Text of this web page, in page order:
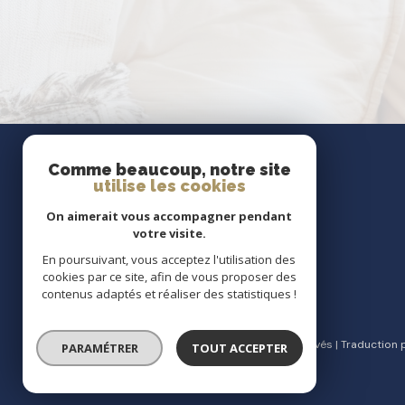
© 2026 | Tous droits réservés | Traduction
Comme beaucoup, notre site
utilise les cookies
On aimerait vous accompagner pendant
votre visite.
En poursuivant, vous acceptez l'utilisation des
cookies par ce site, afin de vous proposer des
contenus adaptés et réaliser des statistiques !
PARAMÉTRER TOUT ACCEPTER